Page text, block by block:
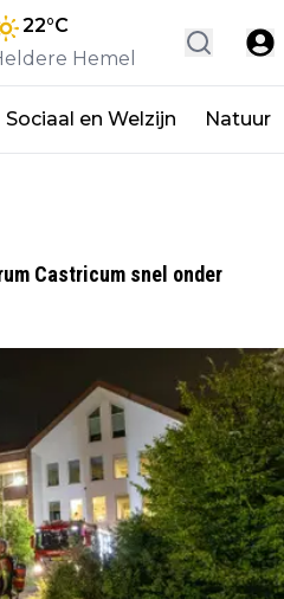
22°C
Hemel
Sociaal en Welzijn Natuur
Castricum snel onder